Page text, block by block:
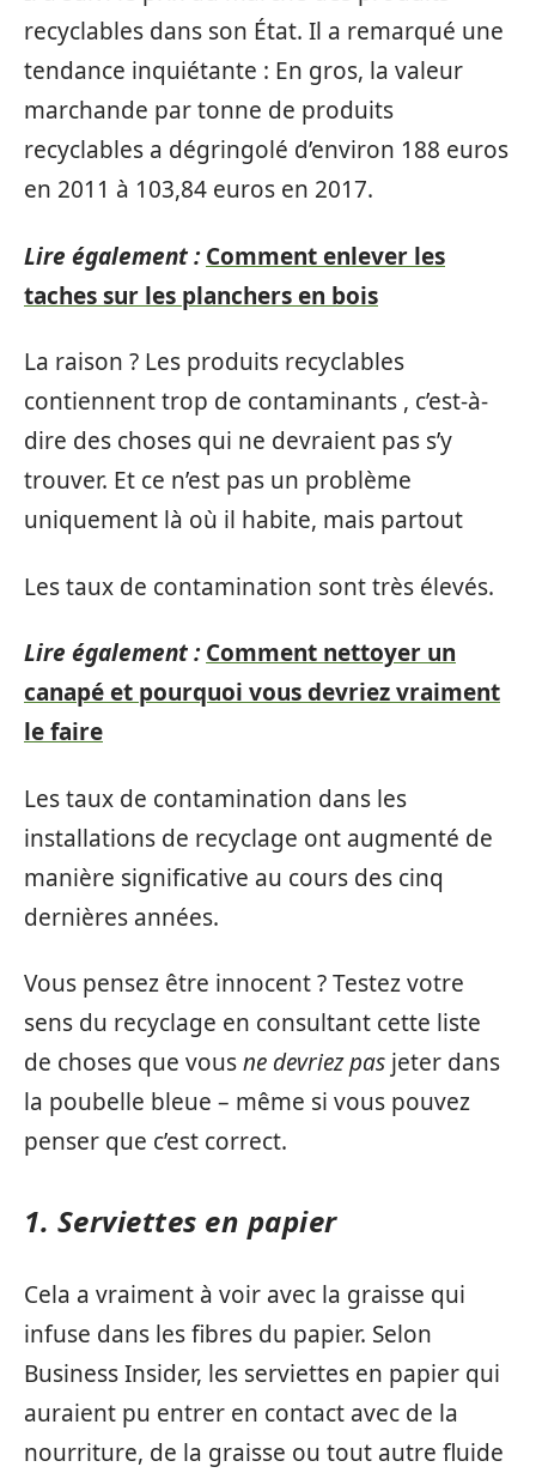
recyclables dans son État. Il a remarqué une
tendance inquiétante : En gros, la valeur
marchande par tonne de produits
recyclables a dégringolé d’environ 188 euros
en 2011 à 103,84 euros en 2017.
Lire également : Comment enlever les
taches sur les planchers en bois
La raison ? Les produits recyclables
contiennent trop de contaminants , c’est-à-
dire des choses qui ne devraient pas s’y
trouver. Et ce n’est pas un problème
uniquement là où il habite, mais partout
Les taux de contamination sont très élevés.
Lire également : Comment nettoyer un
canapé et pourquoi vous devriez vraiment
le faire
Les taux de contamination dans les
installations de recyclage ont augmenté de
manière significative au cours des cinq
dernières années.
Vous pensez être innocent ? Testez votre
sens du recyclage en consultant cette liste
de choses que vousne devriez pas jeter dans
la poubelle bleue – même si vous pouvez
penser que c’est correct.
1. Serviettes en papier
Cela a vraiment à voir avec la graisse qui
infuse dans les fibres du papier. Selon
Business Insider, les serviettes en papier qui
auraient pu entrer en contact avec de la
nourriture, de la graisse ou tout autre fluide